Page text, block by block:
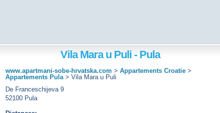
Vila Mara u Puli - Pula
www.apartmani-sobe-hrvatska.com > Appartements Croatie >
Appartements Pula> Vila Mara u Puli
De Franceschijeva 9
52100 Pula